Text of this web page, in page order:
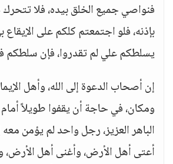
فنواصي جميع الخلق بيده، فلا تتحرك
بإذنه، فلو اجتمعتم كلكم على الإيقاع
يسلطكم علي لم تقدروا، فإن سلطكم
إن أصحاب الدعوة إلى الله، وأهل
ومكان، في حاجة أن يقفوا طويلاً
الباهر العزيز، رجل واحد لم يؤمن معه
أعتى أهل الأرض، وأغنى أهل الأرض،